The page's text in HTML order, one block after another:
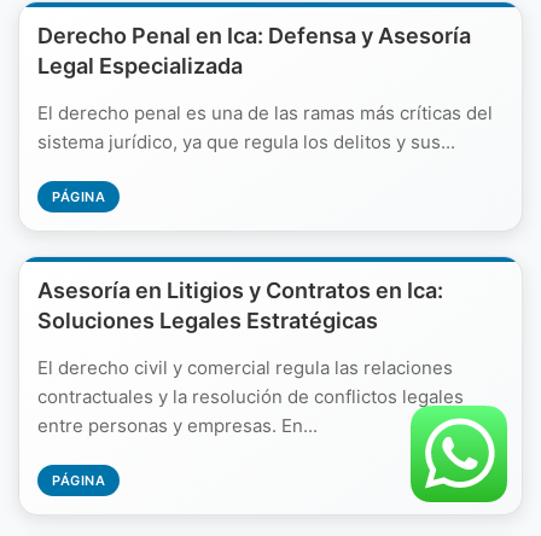
Derecho Penal en Ica: Defensa y Asesoría
Legal Especializada
El derecho penal es una de las ramas más críticas del
sistema jurídico, ya que regula los delitos y sus...
PÁGINA
Asesoría en Litigios y Contratos en Ica:
Soluciones Legales Estratégicas
El derecho civil y comercial regula las relaciones
contractuales y la resolución de conflictos legales
entre personas y empresas. En...
PÁGINA